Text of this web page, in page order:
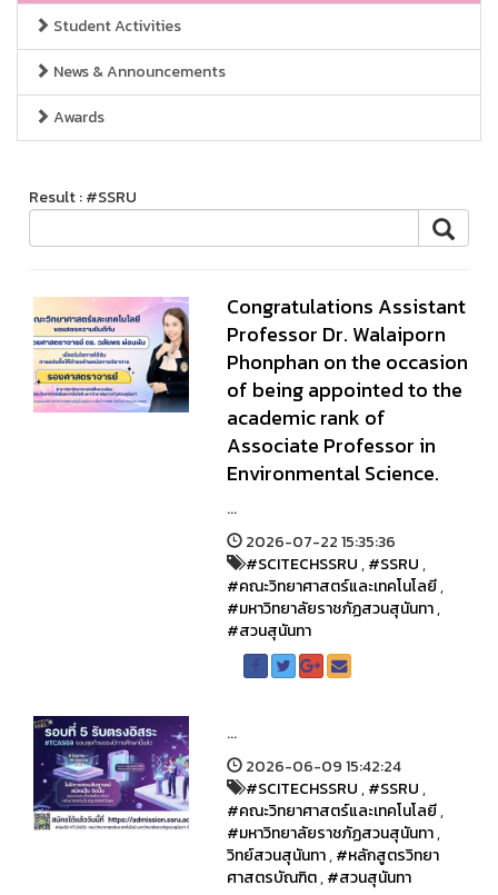
Student Activities
News & Announcements
Awards
Result : #SSRU
Congratulations Assistant
Professor Dr. Walaiporn
Phonphan on the occasion
of being appointed to the
academic rank of
Associate Professor in
Environmental Science.
...
2026-07-22 15:35:36
#SCITECHSSRU,#SSRU,
#คณะวิทยาศาสตร์และเทคโนโลยี,
#มหาวิทยาลัยราชภัฏสวนสุนันทา,
#สวนสุนันทา
...
2026-06-09 15:42:24
#SCITECHSSRU,#SSRU,
#คณะวิทยาศาสตร์และเทคโนโลยี,
#มหาวิทยาลัยราชภัฏสวนสุนันทา,
วิทย์สวนสุนันทา,#หลักสูตรวิทยา
ศาสตรบัณฑิต,#สวนสุนันทา